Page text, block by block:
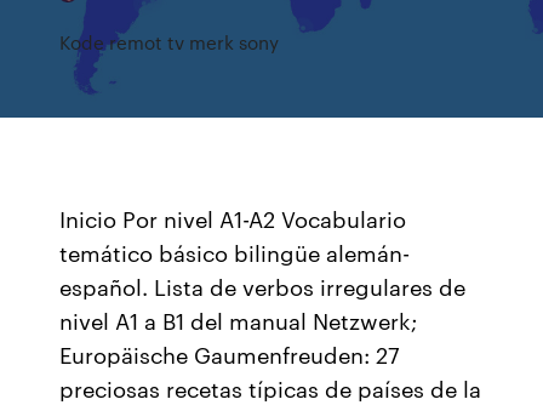
Kode remot tv merk sony
Inicio Por nivel A1-A2 Vocabulario
temático básico bilingüe alemán-
español. Lista de verbos irregulares de
nivel A1 a B1 del manual Netzwerk;
Europäische Gaumenfreuden: 27
preciosas recetas típicas de países de la